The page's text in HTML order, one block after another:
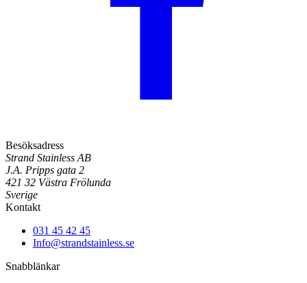
Besöksadress
Strand Stainless AB
J.A. Pripps gata 2
421 32 Västra Frölunda
Sverige
Kontakt
031 45 42 45
Info@strandstainless.se
Snabblänkar